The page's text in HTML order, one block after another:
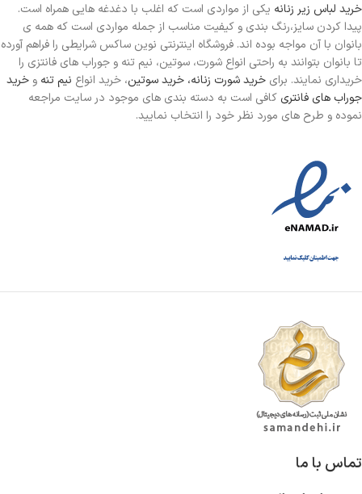
خرید لباس زیر زنانه یکی از مواردی است که اغلب با دغدغه هایی همراه است.
پیدا کردن سایز،رنگ بندی و کیفیت مناسب از جمله مواردی است که همه ی
بانوان با آن مواجه بوده اند. فروشگاه اینترنتی نوین ساکس شرایطی را فراهم آورده
تا بانوان بتوانند به راحتی انواع شورت، سوتین، نیم تنه و جوراب های فانتزی را
خریداری نمایند. برای خرید شورت زنانه، خرید سوتین، خرید انواع نیم تنه و خرید
جوراب های فانتری کافی است به دسته بندی های موجود در سایت مراجعه
نموده و طرح های مورد نظر خود را انتخاب نمایید.
تماس با ما